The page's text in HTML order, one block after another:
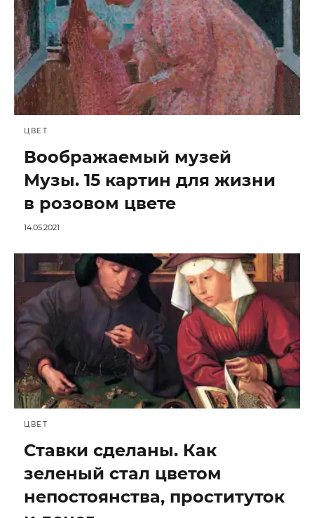
ЦВЕТ
Воображаемый музей
Музы. 15 картин для жизни
в розовом цвете
14.05.2021
ЦВЕТ
Ставки сделаны. Как
зеленый стал цветом
непостоянства, проституток